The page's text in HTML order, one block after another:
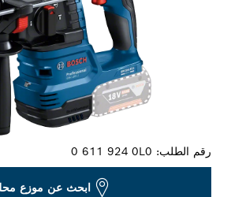
رقم الطلب:0 611 924 0L0
ابحث عن موزع محلي